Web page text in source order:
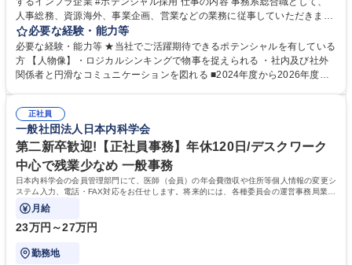
人事総務、資源海外、事業企画、営業などの業務に従事していただきま
す。 【業務内容の一例】■所属事業部の勤労業務 ■海外に関係する各種業
務 ■営業部門の企画スタッフ、ルート営業 【キャリアパス】入社後の配属
ポジションで一定期間ご活躍頂いた後、本人の適性及び将来のキャリアを
鑑みてジョブローテーションを行います。 【育成】OJTでの現場育成や研
表するインフラ企業 #ポテンシャル採用
必要な経験・能力等
必要な経験・能力等 ★当社でご活躍期待できるポテンシャルを有している
方 【人物像】・ロジカルシンキングで物事を捉えられる ・社内及び社外
関係者と円滑なコミュニケーションを図れる ■2024年度から2026年度ま
72.html ■エネルギーセキュリティの不安定化や気候変動による自然災害の
甚大化など、これまで以上に社会課題解決の重要性が高まっています。
「未来の日常」の創造に向けて持続可能な社会の実現に貢献してまいりま
す。 学歴・資格 学歴：大学院 大学 語学力： 資格：
正社員
一般社団法人日本内科学会
第二新卒歓迎!【正社員事務】年休120日/デスクワーク
中心で残業少なめ 一般事務
日本内科学会の会員管理部門にて、医師（会員）の年会費徴収や住所等個人情報の変更シ
ステム入力、電話・FAX対応をお任せします。将来的には、各種委員会の運営事務局業務
などにも幅広く携わっていただきます。
月給
23万円～27万円
勤務地